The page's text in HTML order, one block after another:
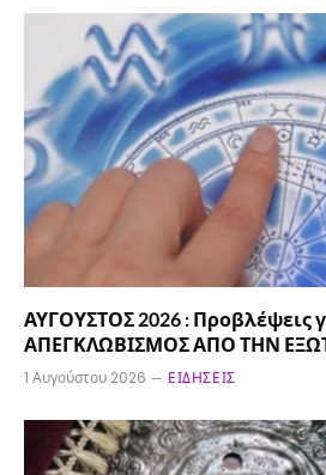
ΑΥΓΟΥΣΤΟΣ 2026 : Προβλέψεις
ΑΠΕΓΚΛΩΒΙΣΜΟΣ ΑΠΟ ΤΗΝ
1 Αυγούστου 2026 ΕΙΔΉΣΕΙΣ